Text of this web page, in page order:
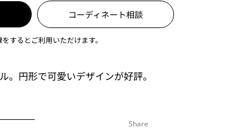
コーディネート相談
するとご利用いただけます。
。円形で可愛いデザインが好評。
Share